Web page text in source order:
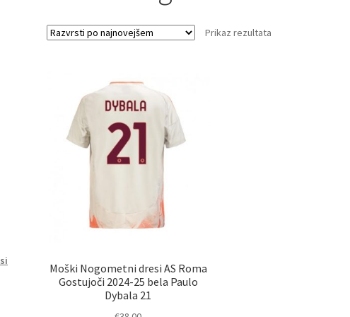
Prikaz rezultata
Moški Nogometni dresi AS Roma
Gostujoči 2024-25 bela Paulo
Dybala 21